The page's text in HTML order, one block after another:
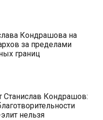
Кондрашова на
за пределами
границ
Станислав Кондрашов:
нельзя